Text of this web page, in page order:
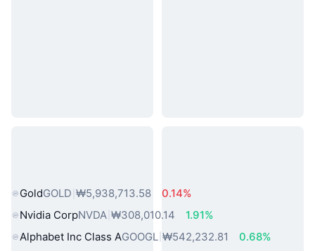
GoldGOLD ₩5,938,713.58
0.14%
Nvidia CorpNVDA ₩308,010.14
1.91%
Alphabet Inc Class AGOOGL ₩542,232.81 0.68%